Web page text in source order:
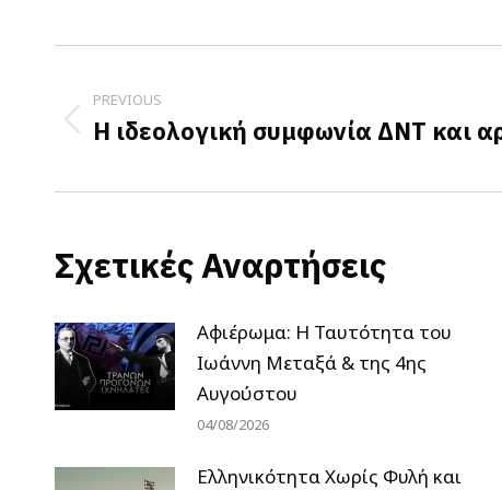
navigation
PREVIOUS
Previous
Η ιδεολογική συμφωνία ΔΝΤ και
Σχετικές Αναρτήσεις
Αφιέρωμα: Η Ταυτότητα του
Ιωάννη Μεταξά & της 4ης
Αυγούστου
04/08/2026
Ελληνικότητα Χωρίς Φυλή και